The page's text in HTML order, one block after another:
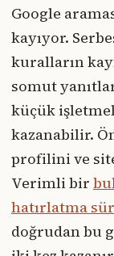
Google
kayıyor.
kuralların
somut
küçük
kazanabilir.
profilini ve
Verimli bir
hatırlatma
doğrudan bu